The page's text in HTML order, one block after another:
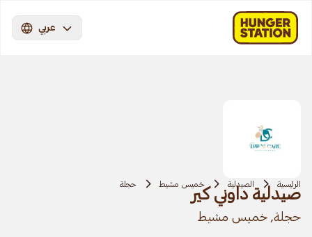
عربي
الرئيسية الصيدلية خميس مشيط حجلة
صيدلية داوني كير
حجلة, خميس مشيط